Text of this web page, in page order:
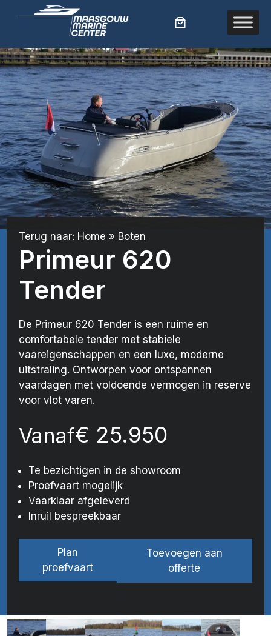
inhoud
Terug naar: Home » Boten
Primeur 620
Tender
De Primeur 620 Tender is een ruime en
comfortabele tender met stabiele
vaareigenschappen en een luxe, moderne
uitstraling. Ontworpen voor ontspannen
vaardagen met voldoende vermogen in reserve
voor vlot varen.
Vanaf€ 25.950
Te bezichtigen in de showroom
Proefvaart mogelijk
Vaarklaar afgeleverd
Inruil bespreekbaar
Plan
proefvaart
Toevoegen aan
offerte